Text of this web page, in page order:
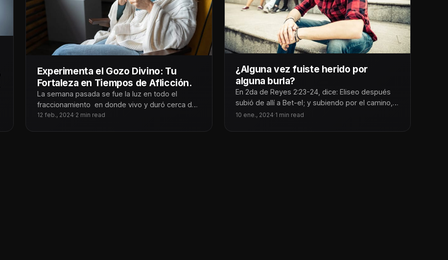
Experimenta el Gozo Divino: Tu
Fortaleza en Tiempos de Aflicción.
La semana pasada se fue la luz en todo el
fraccionamiento en donde vivo y duró cerca de
48 horas.
12 feb., 2024·2 min read
¿Alguna vez fuiste herido por
alguna burla?
En 2da de Reyes 2:23-24, dice: Eliseo después
subió de allí a Bet-el; y subiendo por el camino,
salieron
10 ene., 2024·1 min read